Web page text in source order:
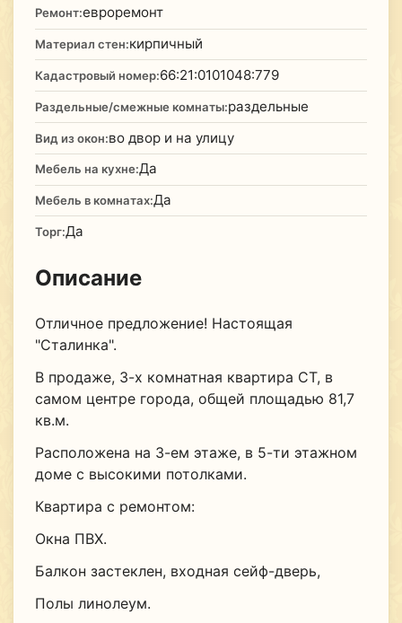
Ремонт:евроремонт
Материал стен:кирпичный
Кадастровый номер:66:21:0101048:779
Раздельные/смежные комнаты:раздельные
Вид из окон:во двор и на улицу
Мебель на кухне:Да
Мебель в комнатах:Да
Торг:Да
Описание
Отличное предложение! Настоящая
"Сталинка".
В продаже, 3-х комнатная квартира СТ, в
самом центре города, общей площадью 81,7
кв.м.
Расположена на 3-ем этаже, в 5-ти этажном
доме с высокими потолками.
Квартира с ремонтом:
Окна ПВХ.
Балкон застеклен, входная сейф-дверь,
Полы линолеум.